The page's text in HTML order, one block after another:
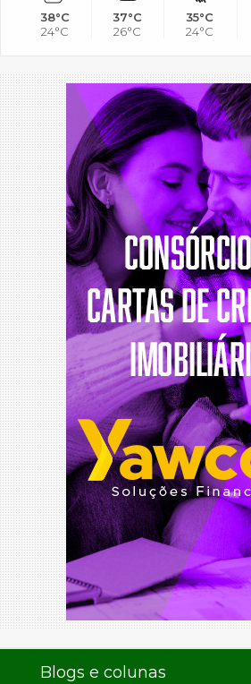
38°C
24°C
37°C
26°C
35°C
24°C
Blogs e colunas